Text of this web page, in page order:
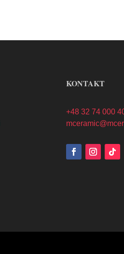
KONTAKT
+48 32 74 000